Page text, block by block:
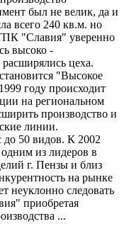
был не велик, да и
всего 240 кв.м. но
"Славия" уверенно
высоко -
цеха.
"Высокое
году происходит
на региональном
производство и
линии.
до 50 видов. К 2002
из лидеров в
г. Пензы и близ
на рынке
неуклонно следовать
приобретая
...